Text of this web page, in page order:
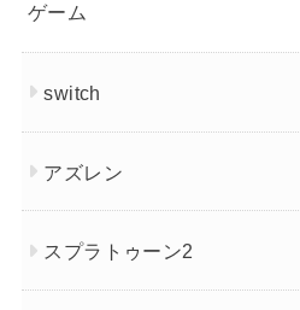
ゲーム
switch
アズレン
スプラトゥーン2